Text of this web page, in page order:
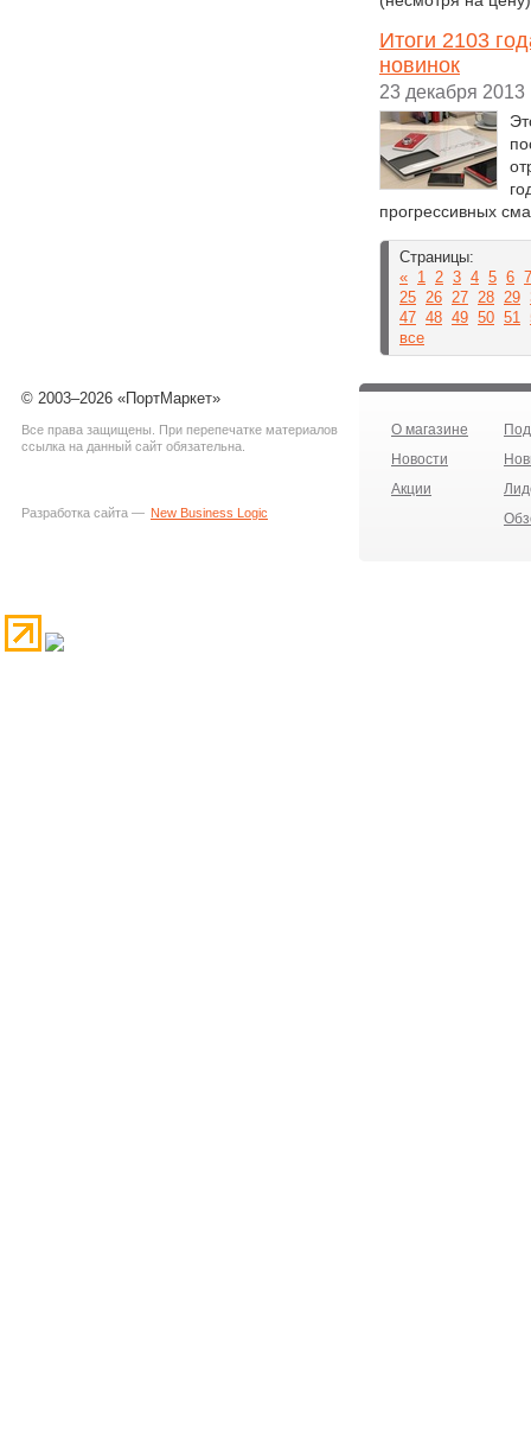
Итоги 2103
новинок
23 декабря 2013
прогрессивных
Страницы:
« 1 2 3 4 5 6 7
25 26 27 28 29
47 48 49 50 51
все
© 2003–2026 «ПортМаркет»
Все права защищены. При перепечатке материалов
ссылка на данный сайт обязательна.
Разработка сайта — New Business Logic
О магазине
Новости
Акции